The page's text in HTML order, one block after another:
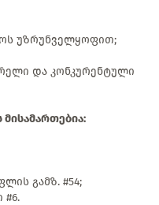
უზრუნველყოფით;
და კონკურენტული
გამზ. #54;
#6.